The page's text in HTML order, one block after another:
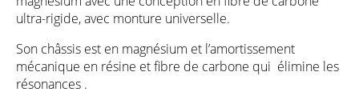
ultra-rigide, avec monture universelle.
Son châssis est en magnésium et l’amortissement
mécanique en résine et fibre de carbone qui élimine les
résonances .